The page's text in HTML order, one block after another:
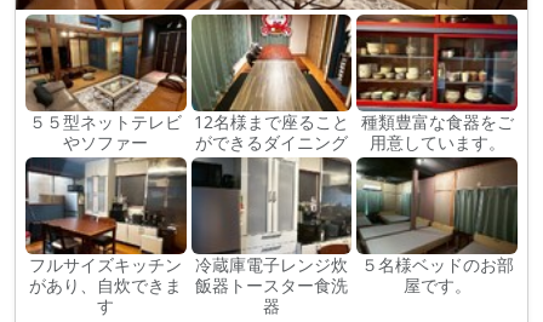
５５型ネットテレビ
やソファー
12名様まで座ること
ができるダイニング
種類豊富な食器をご
用意しています。
フルサイズキッチン
があり、自炊できま
す
冷蔵庫電子レンジ炊
飯器トースター食洗
器
５名様ベッドのお部
屋です。